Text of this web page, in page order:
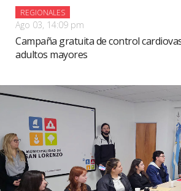
REGIONALES
Ago 03, 14:09 pm
Campaña gratuita de control
adultos mayores